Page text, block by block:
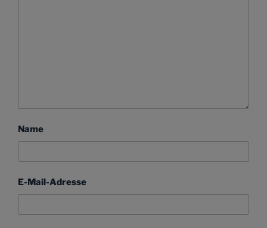
Name
E-Mail-Adresse